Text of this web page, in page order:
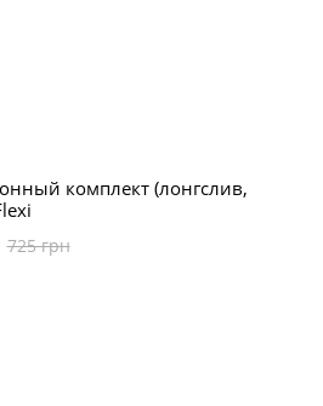
комплект (лонгслив,
725 грн